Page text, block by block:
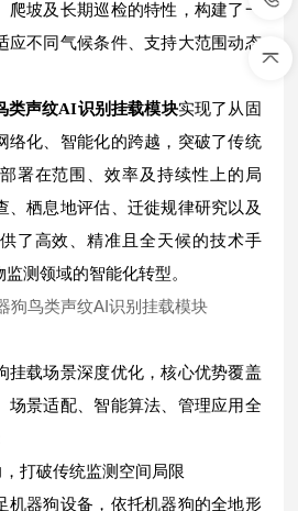
坡及长期巡检的特性，构建了一
应不同气候条件、支持大范围动态
类声纹AI识别挂载模块实现了从固
络化、智能化的跨越，突破了传统
署在范围、效率及持续性上的局
、栖息地评估、迁徙规律研究以及
了高效、精准且全天候的技术手
测领域的智能化转型。
挂载场景深度优化，核心优势覆盖
场景适配、智能算法、管理应用全
打破传统监测空间局限
机器狗设备，依托机器狗的全地形